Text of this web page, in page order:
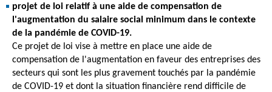
projet de loi relatif à une aide de compensation de
l'augmentation du salaire social minimum dans le contexte
de la pandémie de COVID-19.
Ce projet de loi vise à mettre en place une aide de
compensation de l'augmentation en faveur des entreprises des
secteurs qui sont les plus gravement touchés par la pandémie
de COVID-19 et dont la situation financière rend difficile de